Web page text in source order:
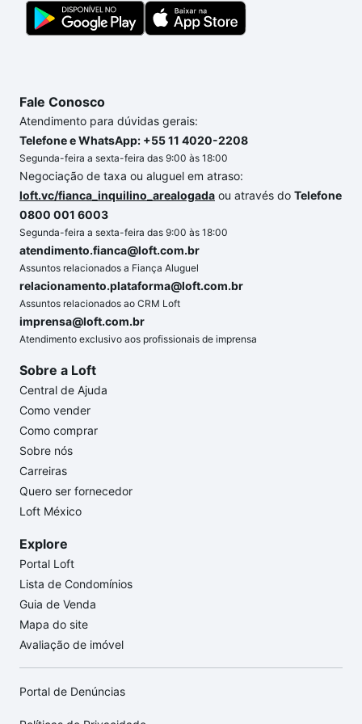
portal quanto custa comprar um apartamento
conte com a gente para comprar o imóvel dos seus
Fale Conosco
Atendimento para dúvidas gerais:
Telefone e WhatsApp: +55 11 4020-2208
Segunda-feira a sexta-feira das 9:00 às 18:00
Negociação de taxa ou aluguel em atraso:
loft.vc/fianca_inquilino_arealogada ou através do Telefone
0800 001 6003
Segunda-feira a sexta-feira das 9:00 às 18:00
atendimento.fianca@loft.com.br
Assuntos relacionados a Fiança Aluguel
relacionamento.plataforma@loft.com.br
Assuntos relacionados ao CRM Loft
imprensa@loft.com.br
Atendimento exclusivo aos profissionais de imprensa
Sobre a Loft
Central de Ajuda
Como vender
Como comprar
Sobre nós
Carreiras
Quero ser fornecedor
Loft México
Explore
Portal Loft
Lista de Condomínios
Guia de Venda
Mapa do site
Avaliação de imóvel
Portal de Denúncias